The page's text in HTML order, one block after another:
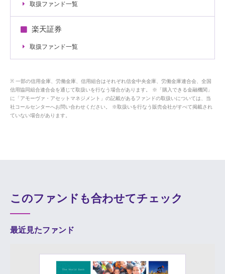
取扱ファンド一覧
楽天証券
取扱ファンド一覧
一部の信用金庫、労働金庫、信用組合はそれぞれ信金中央金庫、労働金庫連合会、全国
信用協同組合連合会を通じて取扱いを行なう場合があります。 ※「購入できる金融機関」
に「アモーヴァ・アセットマネジメント」の記載があるファンドの取扱いについては、当
社コールセンターへお問い合わせください。 ※取扱いを行なう販売会社がすべて掲載され
ていない場合があります。
このファンドも合わせてチェック
最近見たファンド